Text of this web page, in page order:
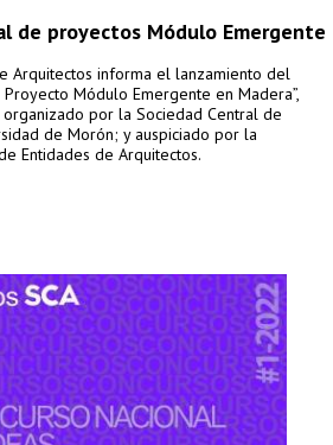
de proyectos Módulo Emergente
Arquitectos informa el lanzamiento del
Proyecto Módulo Emergente en Madera”,
por la Sociedad Central de
de Morón; y auspiciado por la
Entidades de Arquitectos.